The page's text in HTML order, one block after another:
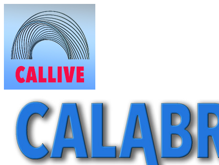
contenuto